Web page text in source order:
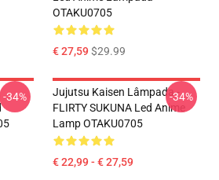
OTAKU0705
€ 27,59$29.99
-34%
Jujutsu Kaisen Lâmpada -
FLIRTY SUKUNA Led Anime
Lamp OTAKU0705
€ 22,99 - € 27,59
-34%